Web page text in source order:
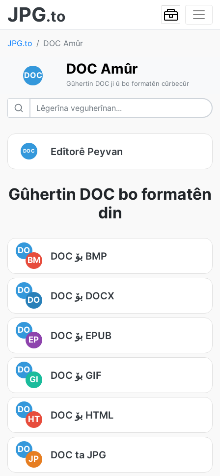
JPG.to
JPG.to DOC Amûr
DOC DOC Amûr
Gûhertin DOC ji û bo formatên cûrbecûr
DOC Edîtorê Peyvan
Gûhertin DOC bo formatên
din
DO
BM
DOC بۆ BMP
DO
DO
DOC بۆ DOCX
DO
EP
DOC بۆ EPUB
DO
GI
DOC بۆ GIF
DO
HT
DOC بۆ HTML
DO
JP
DOC ta JPG